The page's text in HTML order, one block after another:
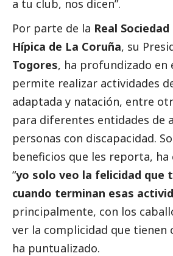
a tu club, nos dicen”.
Por parte de la Real
Hípica de La Coruña, su
Togores, ha profundizado en
permite realizar actividades
adaptada y natación, entre
para diferentes entidades de
personas con discapacidad.
beneficios que les reporta, ha
“yo solo veo la felicidad que
cuando terminan esas
principalmente, con los
ver la complicidad que tienen
ha puntualizado.